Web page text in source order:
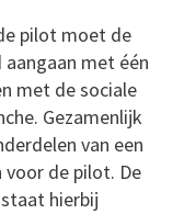
pilot moet de
met één
met de sociale
Gezamenlijk
van een
de pilot. De
hierbij